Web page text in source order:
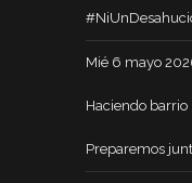
Mié 6 mayo
Haciendo barrio
Preparemos